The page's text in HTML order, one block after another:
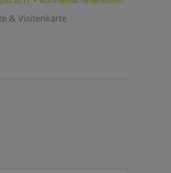
& Visitenkarte